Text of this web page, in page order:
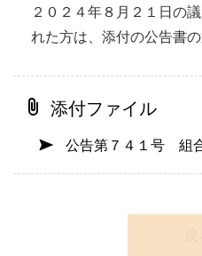
２０２４年８月２１日の
れた方は、添付の公告書の
添付ファイル
公告第７４１号 組